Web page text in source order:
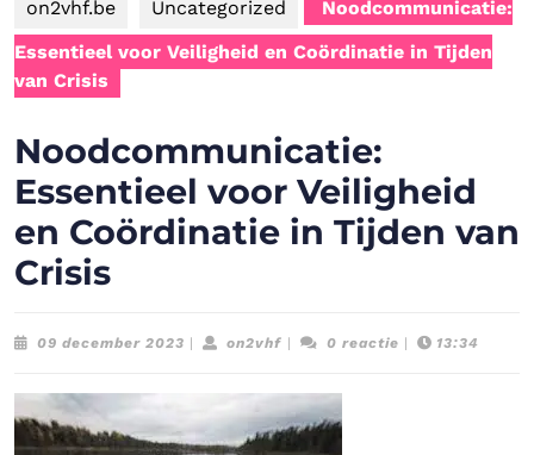
on2vhf.be Uncategorized
Noodcommunicatie:
Essentieel voor Veiligheid en Coördinatie in Tijden
van Crisis
Noodcommunicatie:
Essentieel voor Veiligheid
en Coördinatie in Tijden van
Crisis
09 december 2023 09
on2vhfon2vhf0 reactie 13:34